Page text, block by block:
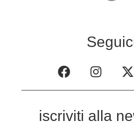
iscriviti alla